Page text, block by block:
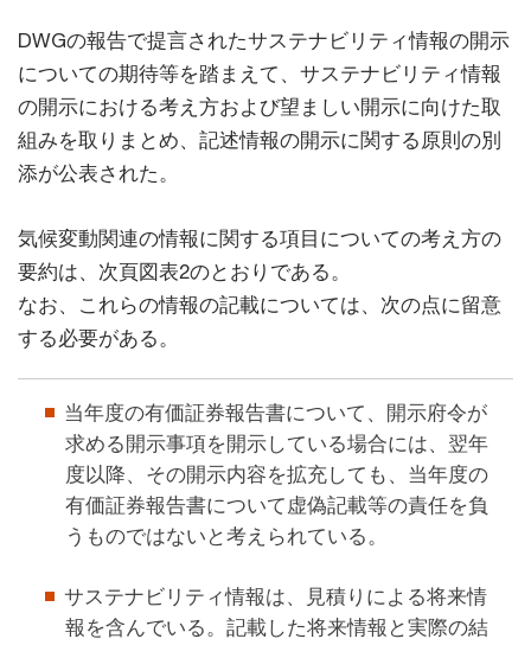
DWGの報告で提言されたサステナビリティ情報の開示
についての期待等を踏まえて、サステナビリティ情報
の開示における考え方および望ましい開示に向けた取
組みを取りまとめ、記述情報の開示に関する原則の別
添が公表された。
気候変動関連の情報に関する項目についての考え方の
要約は、次頁図表2のとおりである。
なお、これらの情報の記載については、次の点に留意
する必要がある。
当年度の有価証券報告書について、開示府令が
求める開示事項を開示している場合には、翌年
度以降、その開示内容を拡充しても、当年度の
有価証券報告書について虚偽記載等の責任を負
うものではないと考えられている。
サステナビリティ情報は、見積りによる将来情
報を含んでいる。記載した将来情報と実際の結